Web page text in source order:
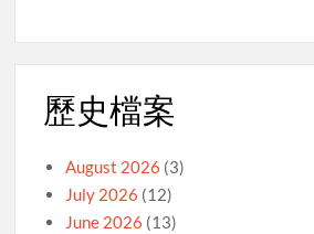
歷史檔案
August 2026 (3)
July 2026 (12)
June 2026 (13)